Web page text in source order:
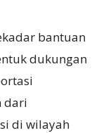
bantuan
dukungan
dari
di wilayah